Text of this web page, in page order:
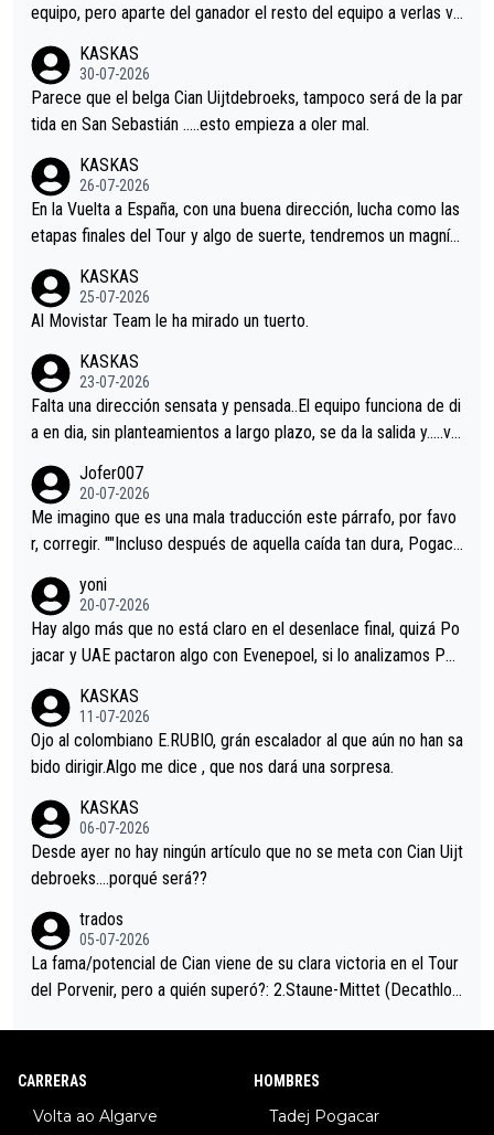
equipo, pero aparte del ganador el resto del equipo a verlas ve
s.La única buena noticia es la mejoría de Enric Más en San Seb
astian.Si en la Vuelta a Burgos sigue la mejoría, podríamos ten
er alguna sorpresa en la Vuelta.Ojalá.
KASKAS
30-07-2026
Parece que el belga Cian Uijtdebroeks, tampoco será de la par
tida en San Sebastián …..esto empieza a oler mal.
KASKAS
26-07-2026
En la Vuelta a España, con una buena dirección, lucha como las
etapas finales del Tour y algo de suerte, tendremos un magnífi
KASKAS
25-07-2026
Al Movistar Team le ha mirado un tuerto.
KASKAS
23-07-2026
Falta una dirección sensata y pensada..El equipo funciona de di
a en dia, sin planteamientos a largo plazo, se da la salida y…..ve
Minguez, Velez etc etc.Me da pena vivir estos momentos tan
tristes sin victorias.
Jofer007
20-07-2026
Me imagino que es una mala traducción este párrafo, por favo
r, corregir. ""Incluso después de aquella caída tan dura, Pogaca
permaneció pegado a su rueda. Parecía increíble la forma en l
a que era capaz de controlar el miedo", recordó."
yoni
20-07-2026
Hay algo más que no está claro en el desenlace final, quizá Po
jacar y UAE pactaron algo con Evenepoel, si lo analizamos Poj
i sin pedalear, luego está el saludo con Evenepoel dándose la
mano de una manera muy fraternal, más allá de los típicos toqu
es en el hombro con que saludaba a Vingegard. Ahí hubo una in
eta, a ver si por querer poner a Del Toro con calzador en posi
ción de podio UAE y Pojacar se van complicar el tour.
KASKAS
11-07-2026
Ojo al colombiano E.RUBIO, grán escalador al que aún no han sa
bido dirigir.Algo me dice , que nos dará una sorpresa.
KASKAS
06-07-2026
Desde ayer no hay ningún artículo que no se meta con Cian Uijt
debroeks….porqué será??
trados
05-07-2026
La fama/potencial de Cian viene de su clara victoria en el Tour
del Porvenir, pero a quién superó?: 2.Staune-Mittet (Decathlon,
CARRERAS
Volta ao Algarve
HOMBRES
Tadej Pogacar